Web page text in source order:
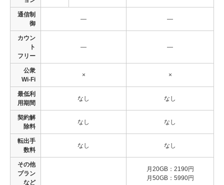
通信制
御
― ―
カウン
ト
フリー
― ―
公衆
Wi-Fi
× ×
最低利
用期間
なし なし
契約解
除料
なし なし
転出手
数料
なし なし
その他
プラン
など
月20GB：2190円
月50GB：5990円